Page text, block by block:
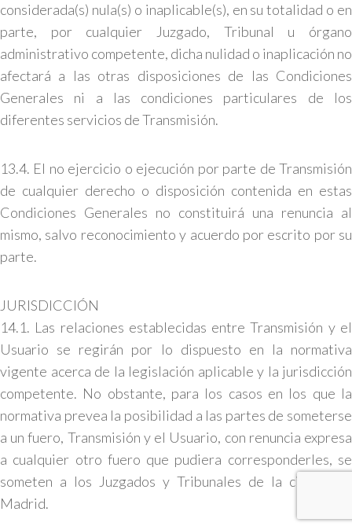
considerada(s) nula(s) o inaplicable(s), en su totalidad o en
parte, por cualquier Juzgado, Tribunal u órgano
administrativo competente, dicha nulidad o inaplicación no
afectará a las otras disposiciones de las Condiciones
Generales ni a las condiciones particulares de los
diferentes servicios de Transmisión.
13.4. El no ejercicio o ejecución por parte de Transmisión
de cualquier derecho o disposición contenida en estas
Condiciones Generales no constituirá una renuncia al
mismo, salvo reconocimiento y acuerdo por escrito por su
parte.
JURISDICCIÓN
14.1. Las relaciones establecidas entre Transmisión y el
Usuario se regirán por lo dispuesto en la normativa
vigente acerca de la legislación aplicable y la jurisdicción
competente. No obstante, para los casos en los que la
normativa prevea la posibilidad a las partes de someterse
a un fuero, Transmisión y el Usuario, con renuncia expresa
a cualquier otro fuero que pudiera corresponderles, se
someten a los Juzgados y Tribunales de la ciudad de
Madrid.